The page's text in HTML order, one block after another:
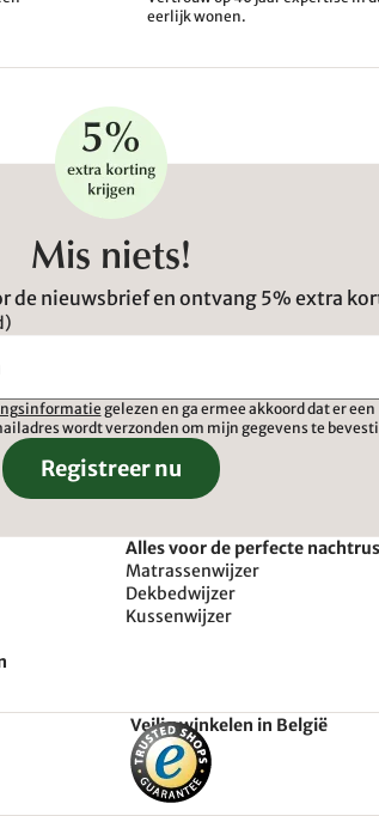
eerlijk wonen.
Mis niets!
de nieuwsbrief en ontvang 5% extra
gelezen en ga ermee akkoord dat er
wordt verzonden om mijn gegevens te
Registreer nu
Alles voor de perfecte
Matrassenwijzer
Dekbedwijzer
Kussenwijzer
Veilig winkelen in België